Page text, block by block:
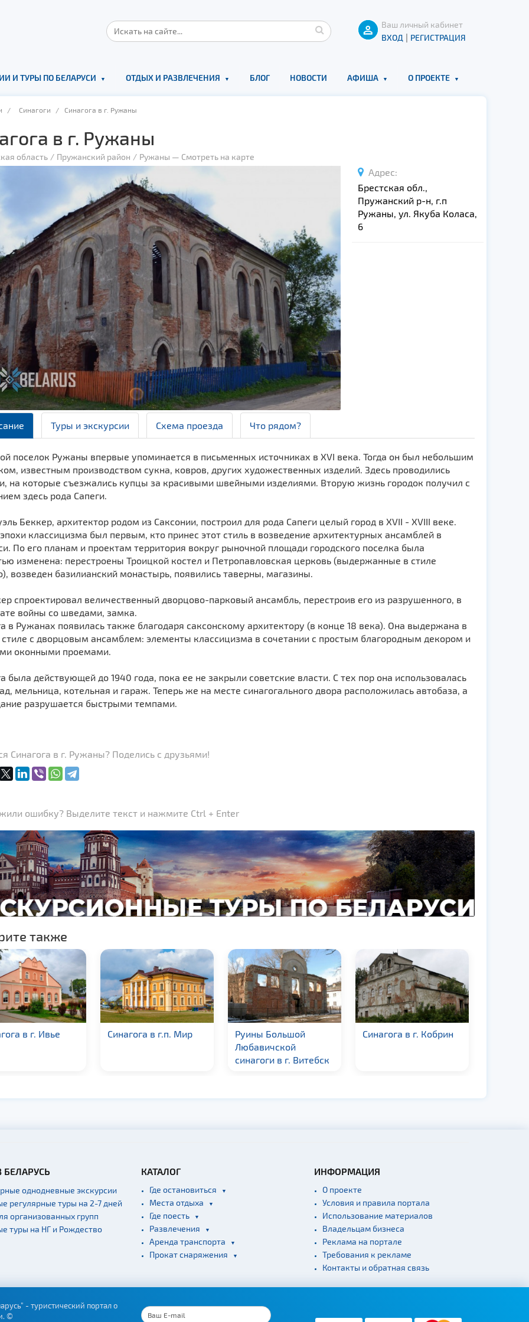
Ваш личный кабинет
ВХОД | РЕГИСТРАЦИЯ
И ТУРЫ ПО БЕЛАРУСИ ОТДЫХ И РАЗВЛЕЧЕНИЯ БЛОГ НОВОСТИ АФИША О ПРОЕКТЕ
/ Синагоги / Синагога в г. Ружаны
в г. Ружаны
область Пружанский район Ружаны — Смотреть на карте
Адрес:
Брестская обл.,
Пружанский р-н, г.п
Ружаны, ул. Якуба Коласа,
6
Туры и экскурсии Схема проезда Что рядом?
поселок Ружаны впервые упоминается в письменных источниках в XVI века. Тогда он был небольшим
известным производством сукна, ковров, других художественных изделий. Здесь проводились
на которые съезжались купцы за красивыми швейными изделиями. Вторую жизнь городок получил с
здесь рода Сапеги.
Беккер, архитектор родом из Саксонии, построил для рода Сапеги целый город в XVII - XVIII веке.
классицизма был первым, кто принес этот стиль в возведение архитектурных ансамблей в
По его планам и проектам территория вокруг рыночной площади городского поселка была
изменена: перестроены Троицкой костел и Петропавловская церковь (выдержанные в стиле
возведен базилианский монастырь, появились таверны, магазины.
спроектировал величественный дворцово-парковый ансамбль, перестроив его из разрушенного, в
войны со шведами, замка.
в Ружанах появилась также благодаря саксонскому архитектору (в конце 18 века). Она выдержана в
с дворцовым ансамблем: элементы классицизма в сочетании с простым благородным декором и
оконными проемами.
была действующей до 1940 года, пока ее не закрыли советские власти. С тех пор она использовалась
мельница, котельная и гараж. Теперь же на месте синагогального двора расположилась автобаза, а
разрушается быстрыми темпами.
Синагога в г. Ружаны? Поделись с друзьями!
ошибку? Выделите текст и нажмите Ctrl + Enter
также
в г. Ивье Синагога в г.п. Мир
Руины Большой
Любавичской
синагоги в г. Витебск
Синагога в г. Кобрин
БЕЛАРУСЬ
однодневные экскурсии
регулярные туры на 2-7 дней
организованных групп
туры на НГ и Рождество
КАТАЛОГ
Где остановиться
Места отдыха
Где поесть
Развлечения
Аренда транспорта
Прокат снаряжения
ИНФОРМАЦИЯ
О проекте
Условия и правила портала
Использование материалов
Владельцам бизнеса
Реклама на портале
Требования к рекламе
Контакты и обратная связь
- туристический портал о
©